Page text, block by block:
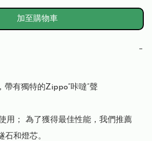
加至購物車
−
帶有獨特的Zippo“咔噠”聲
用； 為了獲得最佳性能，我們推薦
和燈芯。